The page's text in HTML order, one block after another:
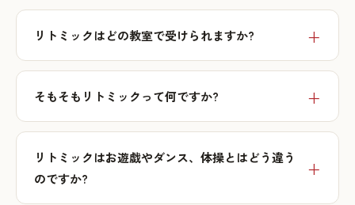
リトミックはどの教室で受けられますか?
そもそもリトミックって何ですか?
リトミックはお遊戯やダンス、体操とはどう違う
のですか?